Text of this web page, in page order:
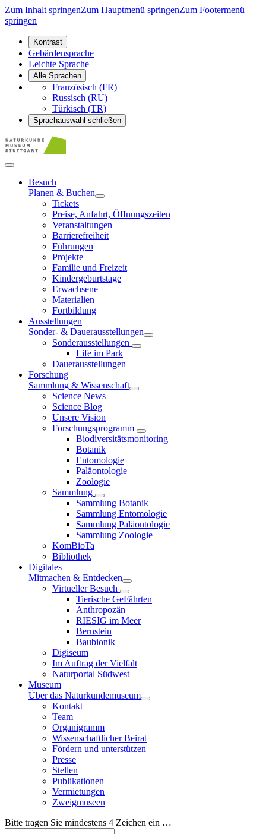
Zum Inhalt springenZum Hauptmenü springenZum Footermenü
springen
Kontrast
Gebärdensprache
Leichte Sprache
Alle Sprachen
Französisch (FR)
Russisch (RU)
Türkisch (TR)
Sprachauswahl schließen
Besuch
Planen & Buchen
Tickets
Preise, Anfahrt, Öffnungszeiten
Veranstaltungen
Barrierefreiheit
Führungen
Projekte
Familie und Freizeit
Kindergeburtstage
Erwachsene
Materialien
Fortbildung
Ausstellungen
Sonder- & Dauerausstellungen
Sonderausstellungen
Life im Park
Dauerausstellungen
Forschung
Sammlung & Wissenschaft
Science News
Science Blog
Unsere Vision
Forschungsprogramm
Biodiversitätsmonitoring
Botanik
Entomologie
Paläontologie
Zoologie
Sammlung
Sammlung Botanik
Sammlung Entomologie
Sammlung Paläontologie
Sammlung Zoologie
KomBioTa
Bibliothek
Digitales
Mitmachen & Entdecken
Virtueller Besuch
Tierische GeFährten
Anthropozän
RIESIG im Meer
Bernstein
Baubionik
Digiseum
Im Auftrag der Vielfalt
Naturportal Südwest
Museum
Über das Naturkundemuseum
Kontakt
Team
Organigramm
Wissenschaftlicher Beirat
Fördern und unterstützen
Presse
Stellen
Publikationen
Vermietungen
Zweigmuseen
Bitte tragen Sie mindestens 4 Zeichen ein …